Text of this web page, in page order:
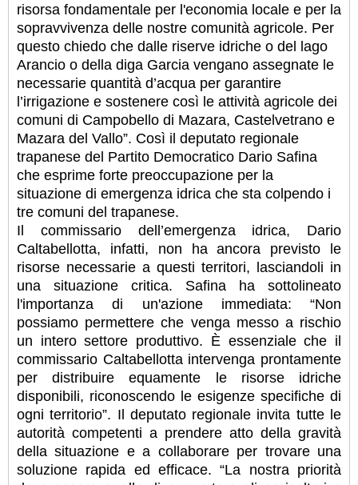
risorsa fondamentale per l'economia locale e per la
sopravvivenza delle nostre comunità agricole. Per
questo chiedo che dalle riserve idriche o del lago
Arancio o della diga Garcia vengano assegnate le
necessarie quantità d’acqua per garantire
l’irrigazione e sostenere così le attività agricole dei
comuni di Campobello di Mazara, Castelvetrano e
Mazara del Vallo”. Così il deputato regionale
trapanese del Partito Democratico Dario Safina
che esprime forte preoccupazione per la
situazione di emergenza idrica che sta colpendo i
tre comuni del trapanese.
Il commissario dell’emergenza idrica, Dario
Caltabellotta, infatti, non ha ancora previsto le
risorse necessarie a questi territori, lasciandoli in
una situazione critica. Safina ha sottolineato
l'importanza di un'azione immediata: “Non
possiamo permettere che venga messo a rischio
un intero settore produttivo. È essenziale che il
commissario Caltabellotta intervenga prontamente
per distribuire equamente le risorse idriche
disponibili, riconoscendo le esigenze specifiche di
ogni territorio”. Il deputato regionale invita tutte le
autorità competenti a prendere atto della gravità
della situazione e a collaborare per trovare una
soluzione rapida ed efficace. “La nostra priorità